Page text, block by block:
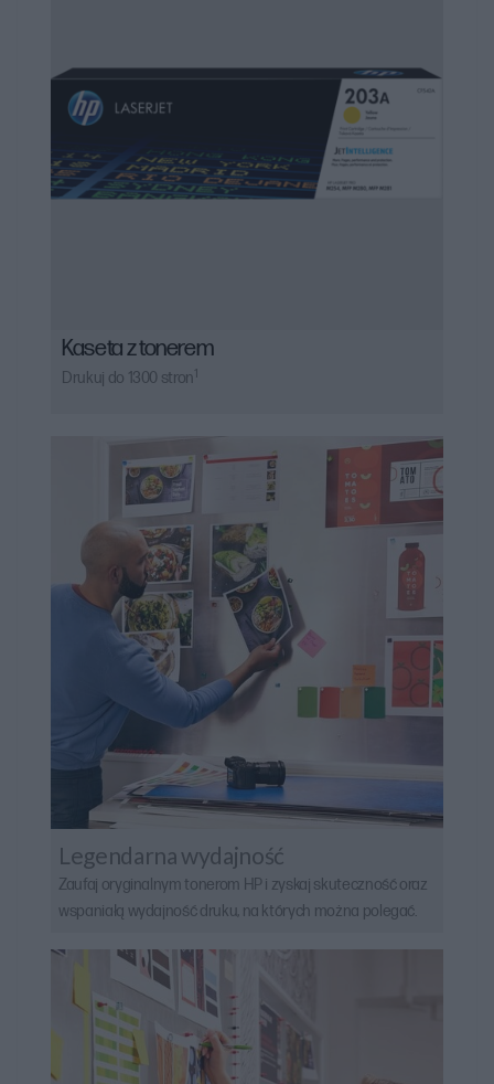
Kaseta z tonerem
Drukuj do 1300 stron
Legendarna wydajność
Zaufaj oryginalnym tonerom HP i zyskaj skuteczność oraz
wspaniałą wydajność druku, na których można polegać.